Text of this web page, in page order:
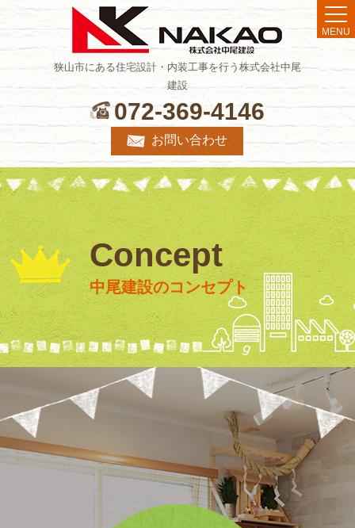
狭山市にある住宅設計・内装工事を行う株式会社中尾
建設
072-369-4146
お問い合わせ
MENU
Concept
中尾建設のコンセプト